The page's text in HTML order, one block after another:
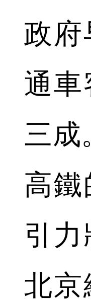
政
通
三成
高
引
北京